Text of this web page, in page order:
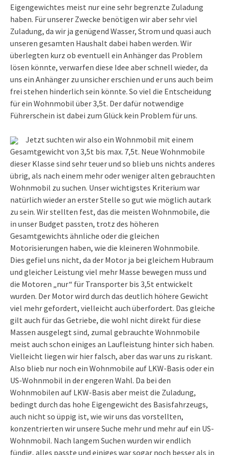
Eigengewichtes meist nur eine sehr begrenzte Zuladung
haben. Für unserer Zwecke benötigen wir aber sehr viel
Zuladung, da wir ja genügend Wasser, Strom und quasi auch
unseren gesamten Haushalt dabei haben werden. Wir
überlegten kurz ob eventuell ein Anhänger das Problem
lösen könnte, verwarfen diese Idee aber schnell wieder, da
uns ein Anhänger zu unsicher erschien und er uns auch beim
frei stehen hinderlich sein könnte. So viel die Entscheidung
für ein Wohnmobil über 3,5t. Der dafür notwendige
Führerschein ist dabei zum Glück kein Problem für uns.
Jetzt suchten wir also ein Wohnmobil mit einem
Gesamtgewicht von 3,5t bis max. 7,5t. Neue Wohnmobile
dieser Klasse sind sehr teuer und so blieb uns nichts anderes
übrig, als nach einem mehr oder weniger alten gebrauchten
Wohnmobil zu suchen. Unser wichtigstes Kriterium war
natürlich wieder an erster Stelle so gut wie möglich autark
zu sein. Wir stellten fest, das die meisten Wohnmobile, die
in unser Budget passten, trotz des höheren
Gesamtgewichts ähnliche oder die gleichen
Motorisierungen haben, wie die kleineren Wohnmobile.
Dies gefiel uns nicht, da der Motor ja bei gleichem Hubraum
und gleicher Leistung viel mehr Masse bewegen muss und
die Motoren „nur“ für Transporter bis 3,5t entwickelt
wurden. Der Motor wird durch das deutlich höhere Gewicht
viel mehr gefordert, vielleicht auch überfordert. Das gleiche
gilt auch für das Getriebe, die wohl nicht direkt für diese
Massen ausgelegt sind, zumal gebrauchte Wohnmobile
meist auch schon einiges an Laufleistung hinter sich haben.
Vielleicht liegen wir hier falsch, aber das war uns zu riskant.
Also blieb nur noch ein Wohnmobile auf LKW-Basis oder ein
US-Wohnmobil in der engeren Wahl. Da bei den
Wohnmobilen auf LKW-Basis aber meist die Zuladung,
bedingt durch das hohe Eigengewicht des Basisfahrzeugs,
auch nicht so üppig ist, wie wir uns das vorstellten,
konzentrierten wir unsere Suche mehr und mehr auf ein US-
Wohnmobil. Nach langem Suchen wurden wir endlich
fündig, alles passte und einiges war sogar noch besser als in